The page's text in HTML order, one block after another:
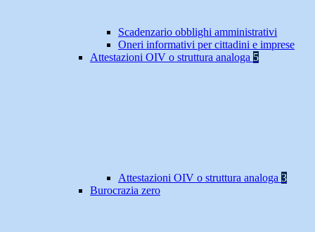
Scadenzario obblighi amministrativi
Oneri informativi per cittadini e imprese
Attestazioni OIV o struttura analoga 5
Attestazioni OIV o struttura analoga 3
Burocrazia zero